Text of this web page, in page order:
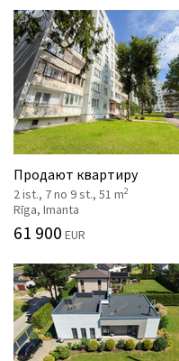
Продают квартиру
2 ist., 7 no 9 st., 51 m2
Rīga, Imanta
61 900 EUR